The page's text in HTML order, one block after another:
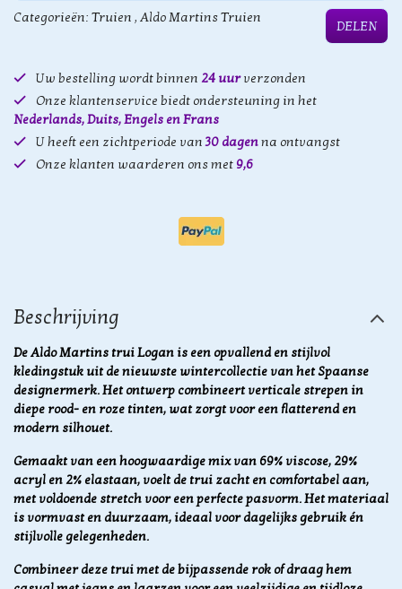
Categorieën: Truien , Aldo Martins Truien
DELEN
Uw bestelling wordt binnen 24 uurverzonden
Onze klantenservice biedt ondersteuning in het
Nederlands, Duits, Engels en Frans
U heeft een zichtperiode van30 dagenna ontvangst
Onze klanten waarderen ons met 9,6
Beschrijving
De Aldo Martins trui Logan is een opvallend en stijlvol
kledingstuk uit de nieuwste wintercollectie van het Spaanse
designermerk. Het ontwerp combineert verticale strepen in
diepe rood- en roze tinten, wat zorgt voor een flatterend en
modern silhouet.
Gemaakt van een hoogwaardige mix van 69% viscose, 29%
acryl en 2% elastaan, voelt de trui zacht en comfortabel aan,
met voldoende stretch voor een perfecte pasvorm. Het materiaal
is vormvast en duurzaam, ideaal voor dagelijks gebruik én
stijlvolle gelegenheden.
Combineer deze trui met de bijpassende rok of draag hem